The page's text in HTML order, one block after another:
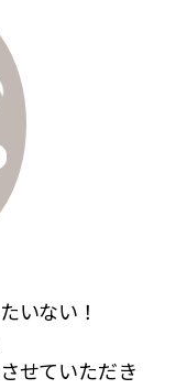
いない！
せていただき